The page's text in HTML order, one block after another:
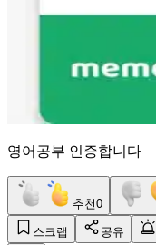
영어공부 인증합니다
추천0
스크랩 공유